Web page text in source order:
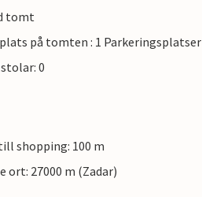
tomt
på tomten : 1 Parkeringsplatser
0
shopping: 100 m
ort: 27000 m (Zadar)